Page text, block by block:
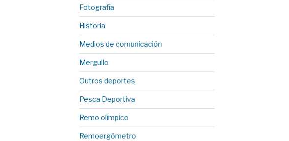
Fotografía
Historia
Medios de comunicación
Mergullo
Outros deportes
Pesca Deportiva
Remo olímpico
Remoergómetro